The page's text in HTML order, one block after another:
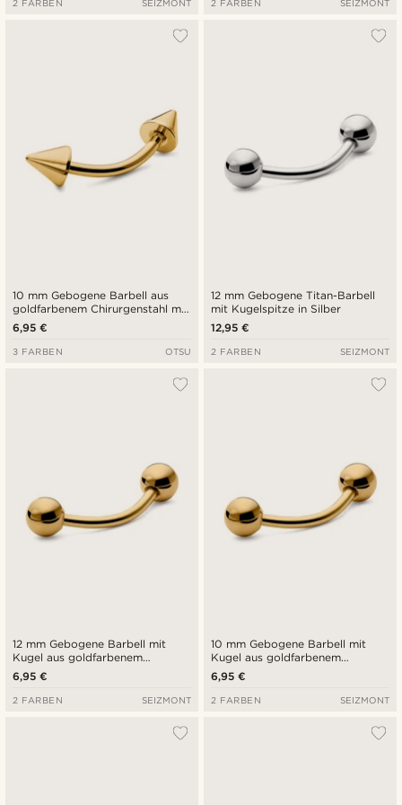
2 FARBEN SEIZMONT 2 FARBEN SEIZMONT
10 mm Gebogene Barbell aus
goldfarbenem Chirurgenstahl mit
Stacheln
6,95 €
3 FARBEN OTSU
12 mm Gebogene Titan-Barbell
mit Kugelspitze in Silber
12,95 €
2 FARBEN SEIZMONT
12 mm Gebogene Barbell mit
Kugel aus goldfarbenem
Chirurgenstahl
6,95 €
2 FARBEN SEIZMONT
10 mm Gebogene Barbell mit
Kugel aus goldfarbenem
Chirurgenstahl
6,95 €
2 FARBEN SEIZMONT